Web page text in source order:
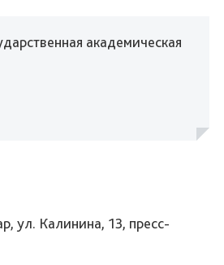
академическая
ул. Калинина, 13, пресс-